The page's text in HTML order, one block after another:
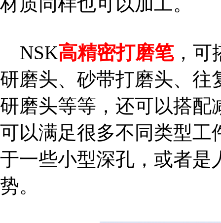
NSK高精密打磨笔，可
研磨头、砂带打磨头、往
研磨头等等，还可以搭配
可以满足很多不同类型工
于一些小型深孔，或者是
势。